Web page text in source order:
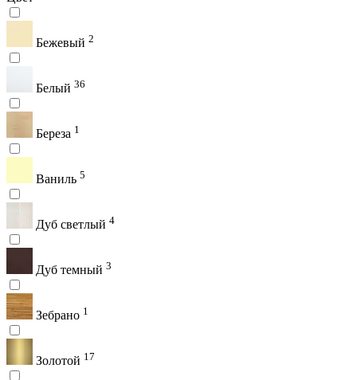
Бежевый 2
Белый 36
Береза 1
Ваниль 5
Дуб светлый 4
Дуб темный 3
Зебрано 1
Золотой 17